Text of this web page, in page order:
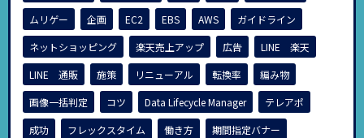
ムリゲー
企画 EC2 EBS AWS
ガイドライン
ネットショッピング
楽天売上アップ 広告
LINE 楽天
LINE 通販
施策 リニューアル 転換率
編み物
画像一括判定
コツ Data Lifecycle Manager
テレアポ
成功
フレックスタイム 働き方
期間指定バナー